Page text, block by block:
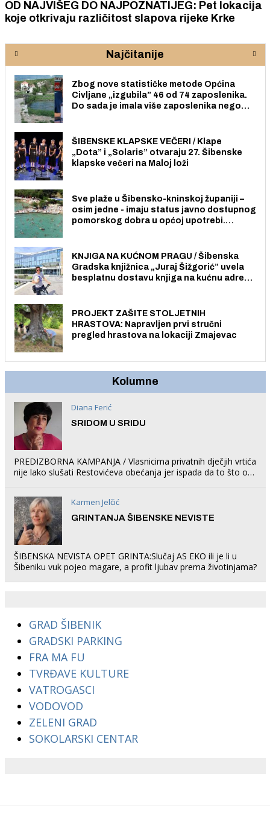
OD NAJVIŠEG DO NAJPOZNATIJEG: Pet lokacija
koje otkrivaju različitost slapova rijeke Krke
Najčitanije
Zbog nove statističke metode Općina
Civljane „izgubila” 46 od 74 zaposlenika.
Do sada je imala više zaposlenika nego
ŠIBENSKE KLAPSKE VEČERI / Klape
„Dota” i „Solaris” otvaraju 27. Šibenske
klapske večeri na Maloj loži
Sve plaže u Šibensko-kninskoj županiji –
osim jedne - imaju status javno dostupnog
pomorskog dobra u općoj upotrebi.
KNJIGA NA KUĆNOM PRAGU / Šibenska
Gradska knjižnica „Juraj Šižgorić” uvela
besplatnu dostavu knjiga na kućnu adresu
PROJEKT ZAŠITE STOLJETNIH
HRASTOVA: Napravljen prvi stručni
pregled hrastova na lokaciji Zmajevac
Kolumne
Diana Ferić
SRIDOM U SRIDU
PREDIZBORNA KAMPANJA / Vlasnicima privatnih dječjih vrtića
nije lako slušati Restovićeva obećanja jer ispada da to što oni
Karmen Jelčić
GRINTANJA ŠIBENSKE NEVISTE
ŠIBENSKA NEVISTA OPET GRINTA:Slučaj AS EKO ili je li u
Šibeniku vuk pojeo magare, a profit ljubav prema životinjama?
GRAD ŠIBENIK
GRADSKI PARKING
FRA MA FU
TVRĐAVE KULTURE
VATROGASCI
VODOVOD
ZELENI GRAD
SOKOLARSKI CENTAR